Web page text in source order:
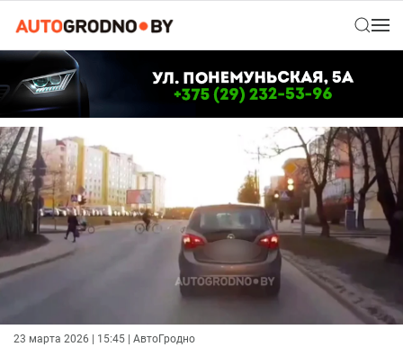
23 марта 2026 | 15:45 | АвтоГродно